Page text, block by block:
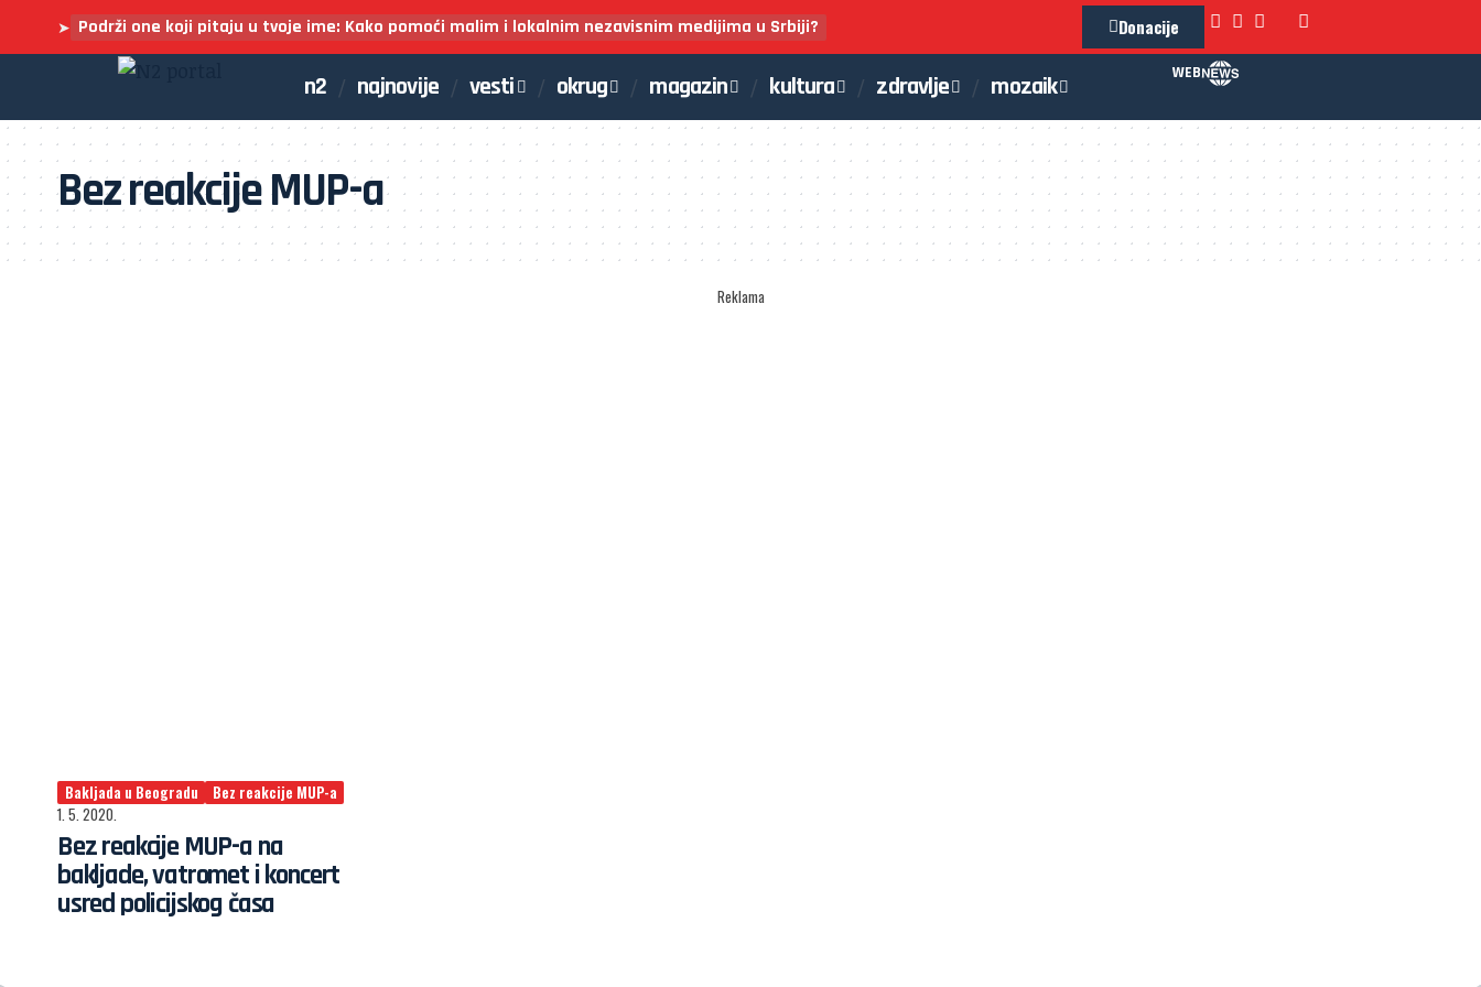
➤ Podrži one koji pitaju u tvoje ime: Kako pomoći malim i lokalnim nezavisnim medijima u Srbiji? Donacije
n2 najnovije vesti okrug magazin kultura zdravlje mozaik WEB
Bez reakcije MUP-a
Reklama
Bakljada u Beogradu
Bez reakcije MUP-a
1. 5. 2020.
Bez reakcije MUP-a na
bakljade, vatromet i koncert
usred policijskog časa